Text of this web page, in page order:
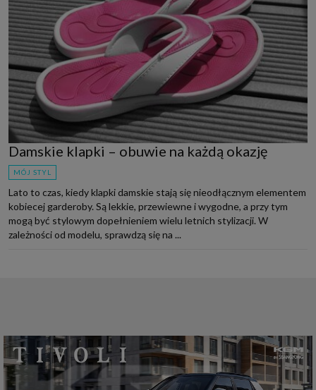
Damskie klapki – obuwie na każdą okazję
MÓJ STYL
Lato to czas, kiedy klapki damskie stają się nieodłącznym elementem
kobiecej garderoby. Są lekkie, przewiewne i wygodne, a przy tym
mogą być stylowym dopełnieniem wielu letnich stylizacji. W
zależności od modelu, sprawdzą się na ...